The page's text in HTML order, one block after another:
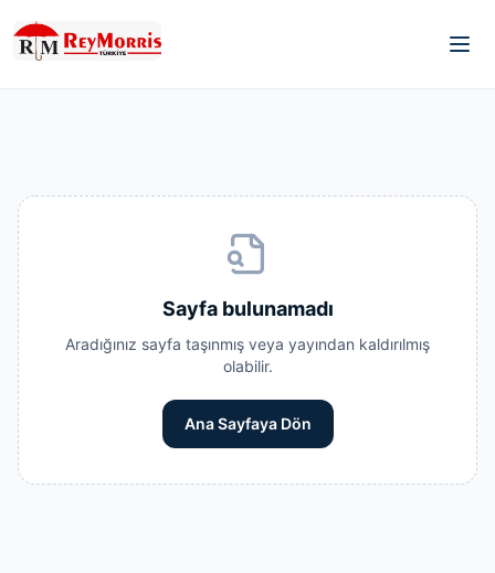
Sayfa bulunamadı
Aradığınız sayfa taşınmış veya yayından kaldırılmış
olabilir.
Ana Sayfaya Dön